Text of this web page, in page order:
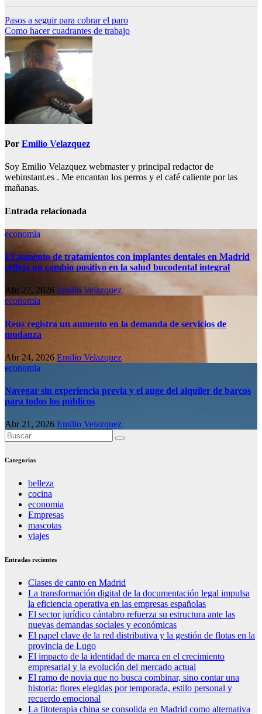
Navegación
de
entradas
Pasos a seguir para cobrar el paro
Como hacer cuadrantes de trabajo
Por Emilio Velazquez
Soy Emilio Velazquez webmaster y principal redactor de
webinstant.es . Me encantan los perros y el café caliente por las
mañanas.
Entrada relacionada
economia
El aumento de tratamientos con implantes dentales en Madrid
refleja un cambio positivo en la salud bucodental integral
Abr 27, 2026 Emilio Velazquez
economia
Reus registra un aumento en la demanda de servicios de
mudanza
Abr 24, 2026 Emilio Velazquez
economia
Navegar sin experiencia previa y el auge del alquiler de barcos
para todos los públicos
Abr 21, 2026 Emilio Velazquez
Categorías
belleza
cocina
economia
Empresas
mascotas
viajes
Entradas recientes
Clases de canto en Madrid
La transformación digital de la documentación legal impulsa
la eficiencia operativa en las empresas españolas
El sector jurídico cántabro refuerza su estructura ante las
nuevas demandas sociales y económicas
El papel clave de la red distributiva y la gestión de flotas en la
provincia de Lugo
El impacto de la identidad de marca en el crecimiento
empresarial y la evolución del mercado actual
El ramo de novia que no busca combinar, sino contar una
historia: flores elegidas por temporada, estilo personal y
recuerdo emocional
La fitoterapia china se consolida en Madrid como alternativa